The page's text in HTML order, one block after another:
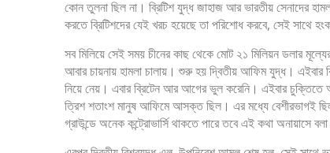
কোন তুলনা ছিল না। ব্রিটিশ যুদ্ধ জাহাজ আর ভারতীয় সেনাদের
করতে ব্রিটিশদের যেই খরচ হয়েছে তা পরিশোধ করবে, সেই সাথে
সব মিলিয়ে সেই সময় চীনের কাছ থেকে মোট ২১ মিলিয়ন ডলার
আবার চায়নায় হামলা চালায়। শুরু হয় দ্বিতীয় আফিম যুদ্ধ। এইবার
নিয়ে নেয়। এবার ব্রিটেন আর আগের ভুল করেনি। এইবার চুক্তিতে
ত্রিশ শতাংশ মানুষ আফিমে আসক্ত ছিল। এর মধ্যে বেশীরভাগই
গ্রাউন্ডে অনেক কন্ট্রোভার্সি থাকতে পারে তবে এই কথা